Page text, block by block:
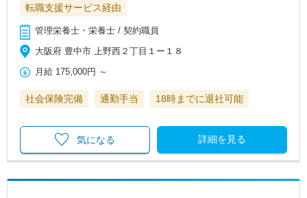
転職支援サービス経由
管理栄養士・栄養士 / 契約職員
大阪府 豊中市 上野西２丁目１ー１８
月給 175,000円 ～
社会保険完備 通勤手当 18時までに退社可能
詳細を見る
気になる